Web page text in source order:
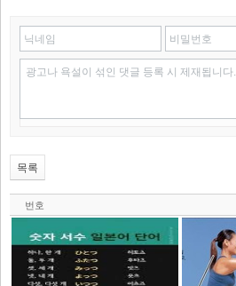
닉네임 비밀번호
광고나 욕설이 섞인 댓글 등록 시 제재됩니다.
목록
번호